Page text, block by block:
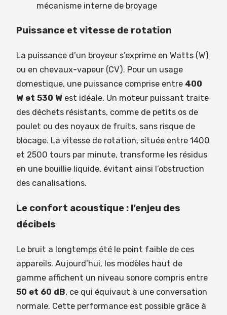
mécanisme interne de broyage
Puissance et vitesse de rotation
La puissance d’un broyeur s’exprime en Watts (W)
ou en chevaux-vapeur (CV). Pour un usage
domestique, une puissance comprise entre 400
W et 530 W est idéale. Un moteur puissant traite
des déchets résistants, comme de petits os de
poulet ou des noyaux de fruits, sans risque de
blocage. La vitesse de rotation, située entre 1400
et 2500 tours par minute, transforme les résidus
en une bouillie liquide, évitant ainsi l’obstruction
des canalisations.
Le confort acoustique : l’enjeu des
décibels
Le bruit a longtemps été le point faible de ces
appareils. Aujourd’hui, les modèles haut de
gamme affichent un niveau sonore compris entre
50 et 60 dB, ce qui équivaut à une conversation
normale. Cette performance est possible grâce à